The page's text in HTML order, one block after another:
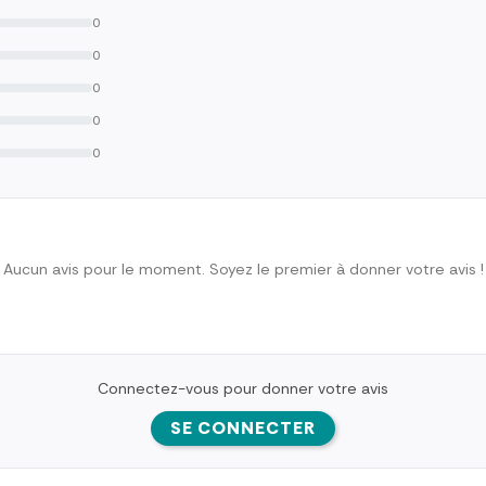
0
0
0
0
0
Aucun avis pour le moment. Soyez le premier à donner votre avis !
Connectez-vous pour donner votre avis
SE CONNECTER